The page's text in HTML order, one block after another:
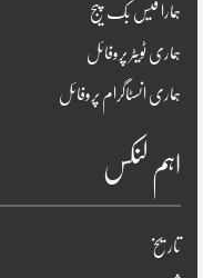
ہمارا فیس بک پیج
ہماری ٹویٹر پروفائل
ہماری انسٹاگرام پروفائل
اہم لنکس
تاریخ